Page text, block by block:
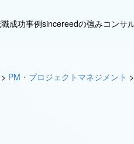
成功事例sincereedの強みコンサ
> PM・プロジェクトマネジメント >